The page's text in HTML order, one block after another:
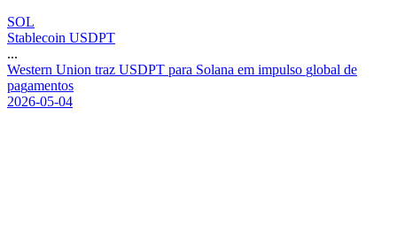
SOL
Stablecoin USDPT
...
Western Union traz USDPT para Solana em impulso global de
pagamentos
2026-05-04